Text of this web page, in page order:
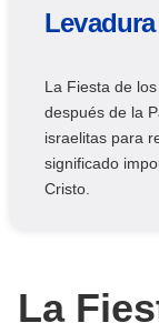
Levadura
La Fiesta de
después de la
israelitas para
significado
Cristo.
La